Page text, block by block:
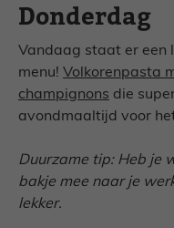
Donderdag
Vandaag staat er een
menu! Volkorenpasta
champignons die
avondmaaltijd voor
Duurzame tip: Heb je
bakje mee naar je
lekker.